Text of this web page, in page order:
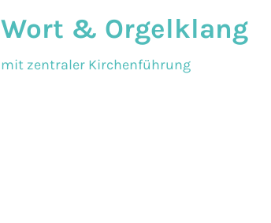
Wort & Orgelklang
mit zentraler Kirchenführung